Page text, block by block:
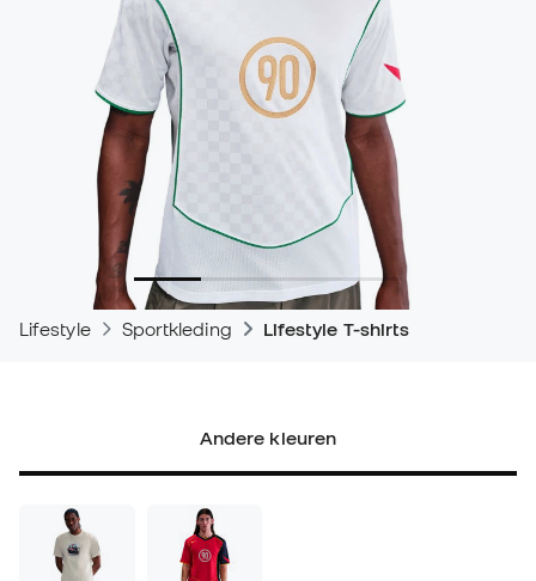
Lifestyle Sportkleding Lifestyle T-shirts
Andere kleuren